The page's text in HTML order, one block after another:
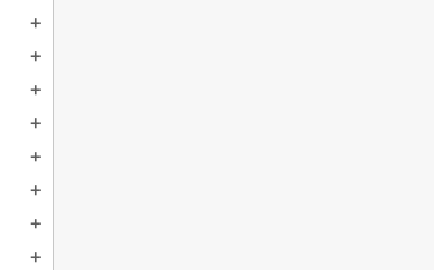
add
add
add
add
add
add
add
add